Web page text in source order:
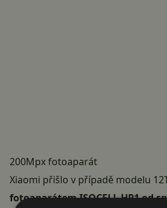
200Mpx fotoaparát
Xiaomi přišlo v případě modelu
fotoaparátem ISOCELL HP1 od